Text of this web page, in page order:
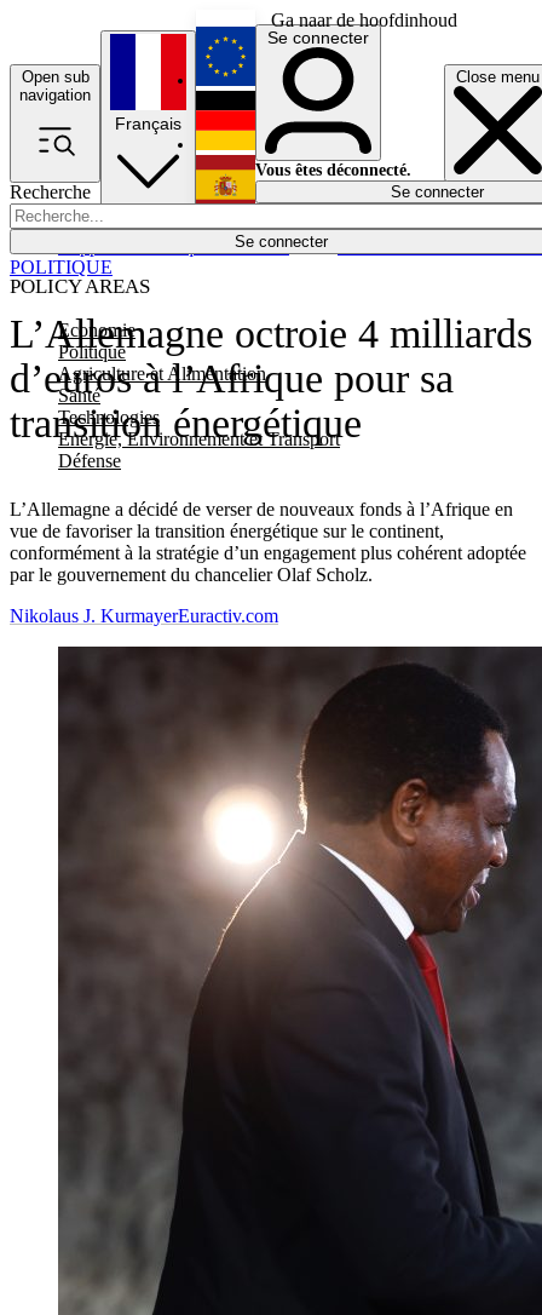
Ga naar de hoofdinhoud
Open sub
navigation
Close menu
Recherche
Se connecter
POLICY AREAS
Economie
Politique
Agriculture et Alimentation
Santé
Technologies
Energie, Environnement et Transport
Défense
Économie
Français
English
Deutsch
Español
Se connecter
Vous êtes déconnecté.
Se connecter
L’Allemagne octroie 4 milliards
d’euros à l’Afrique pour sa
transition énergétique
L’Allemagne a décidé de verser de nouveaux fonds à l’Afrique en
vue de favoriser la transition énergétique sur le continent,
conformément à la stratégie d’un engagement plus cohérent adoptée
par le gouvernement du chancelier Olaf Scholz.
POLITIQUE
Nikolaus J. KurmayerEuractiv.com